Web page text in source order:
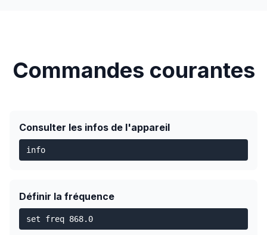
Commandes courantes
Consulter les infos de l'appareil
info
Définir la fréquence
set freq 868.0